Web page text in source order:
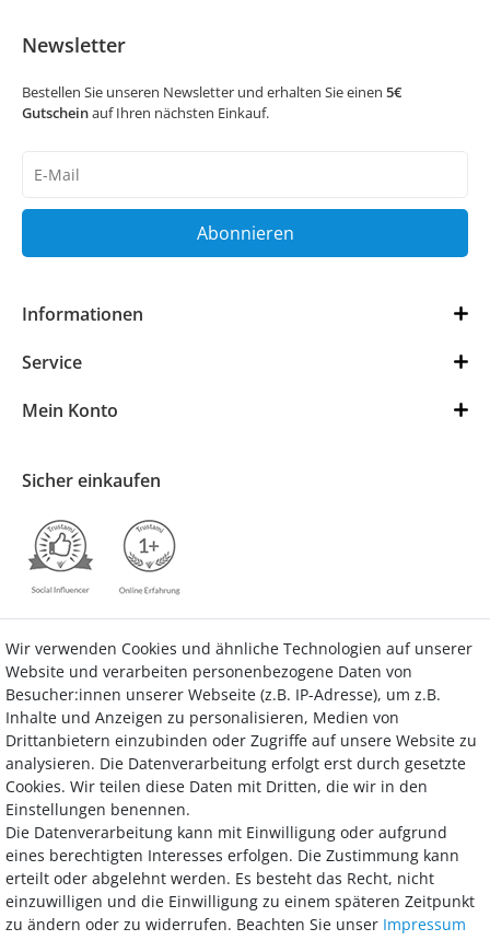
Newsletter
Bestellen Sie unseren Newsletter und erhalten Sie einen 5€
Gutscheinauf Ihren nächsten Einkauf.
Honig
Abonnieren
Informationen
Service
Mein Konto
Sicher einkaufen
Vertrag widerrufen Kontakt
Bezahlung
Wir bieten Ihnen viele Möglichkeiten einer sicheren und bequemen
Bezahlung.
Wir verwenden Cookies und ähnliche Technologien auf unserer
Website und verarbeiten personenbezogene Daten von
Besucher:innen unserer Webseite (z.B. IP-Adresse), um z.B.
Inhalte und Anzeigen zu personalisieren, Medien von
Drittanbietern einzubinden oder Zugriffe auf unsere Website zu
analysieren. Die Datenverarbeitung erfolgt erst durch gesetzte
Cookies. Wir teilen diese Daten mit Dritten, die wir in den
Einstellungen benennen.
Die Datenverarbeitung kann mit Einwilligung oder aufgrund
eines berechtigten Interesses erfolgen. Die Zustimmung kann
erteilt oder abgelehnt werden. Es besteht das Recht, nicht
einzuwilligen und die Einwilligung zu einem späteren Zeitpunkt
zu ändern oder zu widerrufen. Beachten Sie unser Impressum